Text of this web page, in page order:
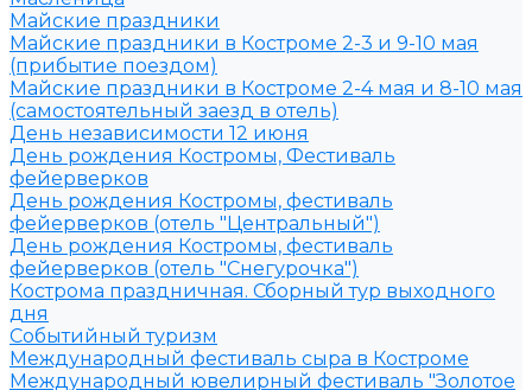
Майские праздники
Майские праздники в Костроме 2-3 и 9-10 мая
(прибытие поездом)
Майские праздники в Костроме 2-4 мая и 8-10 мая
(самостоятельный заезд в отель)
День независимости 12 июня
День рождения Костромы, Фестиваль
фейерверков
День рождения Костромы, фестиваль
фейерверков (отель "Центральный")
День рождения Костромы, фестиваль
фейерверков (отель "Снегурочка")
Кострома праздничная. Сборный тур выходного
дня
Событийный туризм
Международный фестиваль сыра в Костроме
Международный ювелирный фестиваль "Золотое